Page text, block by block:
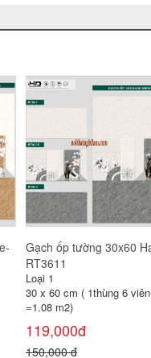
Gạch ốp tường 30x60
QA3900
Loại 1
30 x 60 cm ( 1thùng 6 viên
=1.08 m2)
125,000đ
145,000 đ